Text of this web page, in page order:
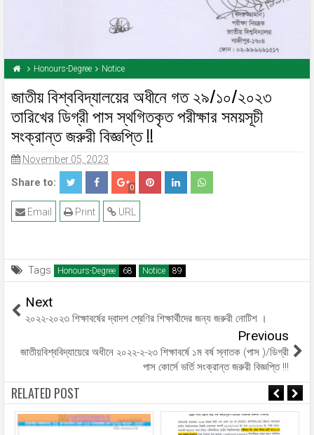
Honours-Degree Notice
জাতীয় বিশ্ববিদ্যালয়ের অধীনে গত ২৯/১০/২০২৩
তারিখের ডিগ্রী পাস স্থগিতকৃত পরীক্ষার সময়সূচী
সংক্রান্ত জরুরী বিজ্ঞপ্তি !!
November 05, 2023
Share to: 0
URL
Print
Email
Tags Honours-Degree Notice
Next
২০২২-২০২৩ শিক্ষাবর্ষের দ্বাদশ শ্রেণির শিক্ষার্থীদের জন্য জরুরী নোটিশ ।
Previous
জাতীয়বিশ্ববিদ্যায়েরে অধীনে ২০২২-২-২৩ শিক্ষাবর্ষে ১ম বর্ষ স্নাতক (পাস )/ডিগ্রী
পাস কোর্সে ভর্তি সংক্রান্ত জরুরী বিজ্ঞপ্তি !!!
RELATED POST